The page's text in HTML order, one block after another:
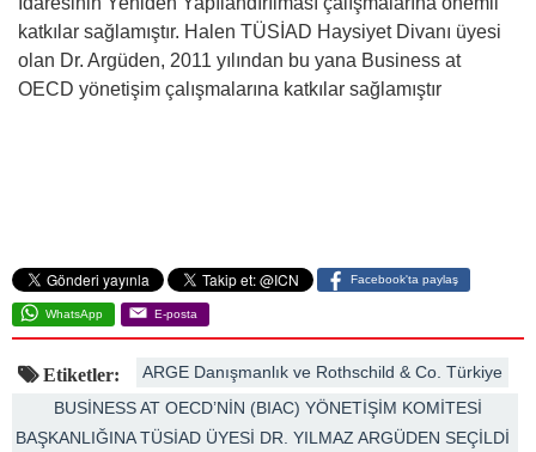
katkılar sağlamıştır. Halen TÜSİAD Haysiyet Divanı üyesi
olan Dr. Argüden, 2011 yılından bu yana Business at
OECD yönetişim çalışmalarına katkılar sağlamıştır
Facebook'ta paylaş
WhatsApp E-posta
Etiketler:
ARGE Danışmanlık ve Rothschild & Co. Türkiye
BUSİNESS AT OECD’NİN (BIAC) YÖNETİŞİM KOMİTESİ
BAŞKANLIĞINA TÜSİAD ÜYESİ DR. YILMAZ ARGÜDEN SEÇİLDİ